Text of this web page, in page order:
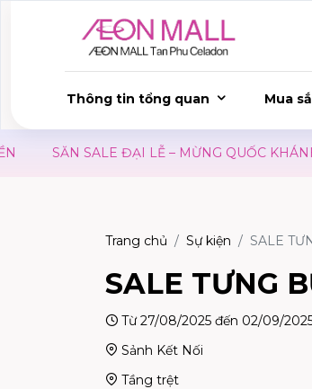
Thông tin tổng quan Mua
SALE ĐẠI LỄ – MỪNG QUỐC KHÁNH 02/09
Trang chủ Sự kiện SALE
SALE TƯNG
Từ 27/08/2025 đến 02/09/
Sảnh Kết Nối
Tầng trệt